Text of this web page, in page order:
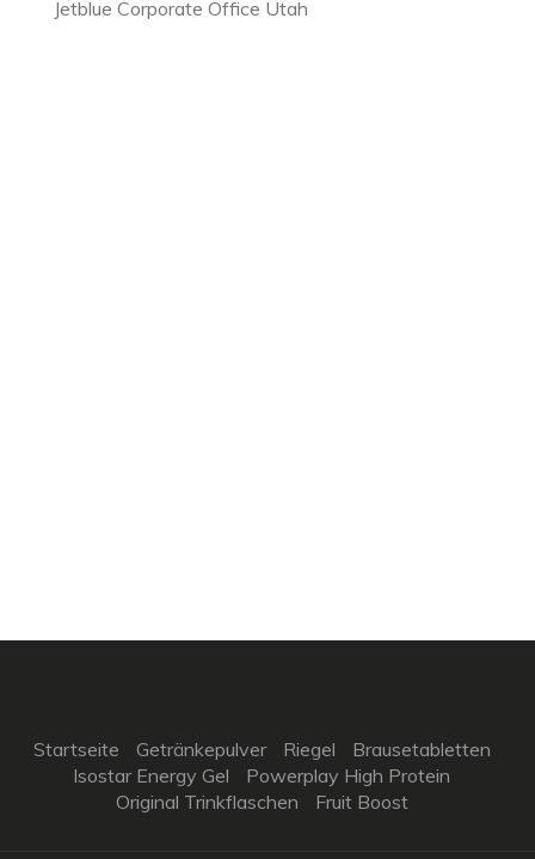
Jetblue Corporate Office Utah
Startseite Getränkepulver Riegel
Brausetabletten
Isostar Energy Gel
Powerplay High Protein
Original Trinkflaschen
Fruit Boost